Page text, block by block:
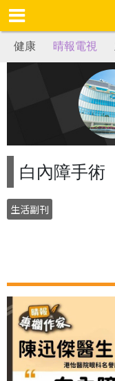
健康 晴報電視
白內障手術
生活副刊